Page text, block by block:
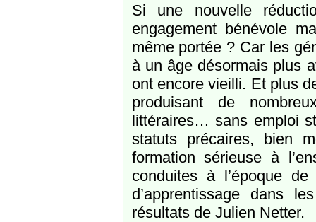
Si une nouvelle
engagement bénévole
même portée ? Car les
à un âge désormais plus
ont encore vieilli. Et plus
produisant de
littéraires… sans emploi
statuts précaires, bien
formation sérieuse à
conduites à l’époque
d’apprentissage dans
résultats de Julien Netter.